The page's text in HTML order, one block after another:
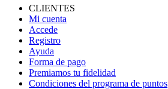
CLIENTES
Mi cuenta
Accede
Registro
Ayuda
Forma de pago
Premiamos tu fidelidad
Condiciones del programa de puntos